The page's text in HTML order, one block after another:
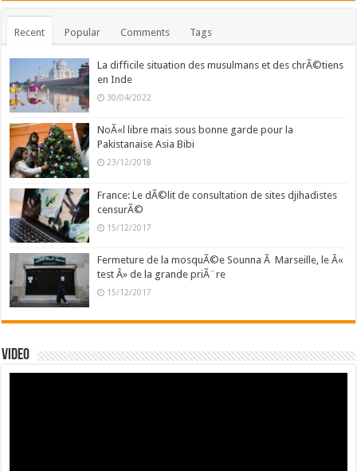
Recent Popular Comments Tags
La difficile situation des musulmans et des chrÃ©tiens
en Inde
30/04/2022
NoÃ«l libre mais sous bonne garde pour la
Pakistanaise Asia Bibi
23/12/2018
France: Le dÃ©lit de consultation de sites djihadistes
censurÃ©
15/12/2017
Fermeture de la mosquÃ©e Sounna Ã Marseille, le Â«
test Â» de la grande priÃ¨re
15/12/2017
Video